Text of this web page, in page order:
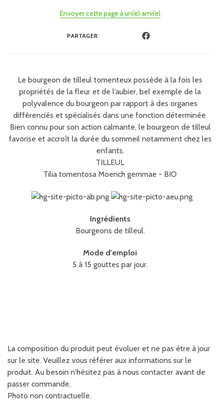
Envoyer cette page à un(e) ami(e)
PARTAGER
Le bourgeon de tilleul tomenteux possède à la fois les
propriétés de la fleur et de l’aubier, bel exemple de la
polyvalence du bourgeon par rapport à des organes
différenciés et spécialisés dans une fonction déterminée.
Bien connu pour son action calmante, le bourgeon de tilleul
favorise et accroît la durée du sommeil notamment chez les
enfants.
TILLEUL
Tilia tomentosa Moench gemmae - BIO
Ingrédients
Bourgeons de tilleul.
Mode d'emploi
5 à 15 gouttes par jour.
La composition du produit peut évoluer et ne pas être à jour
sur le site. Veuillez vous référer aux informations sur le
produit. Au besoin n'hésitez pas à nous contacter avant de
passer commande.
Photo non contractuelle.